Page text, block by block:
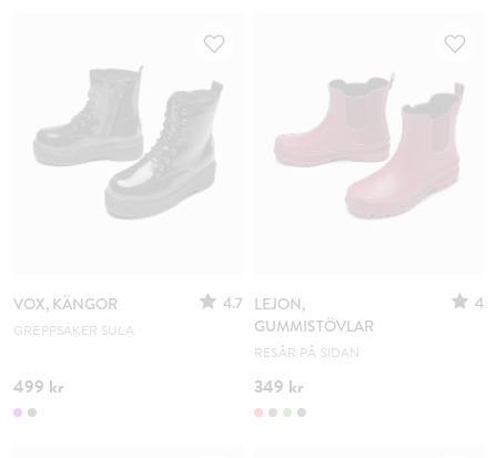
VOX, KÄNGOR 4.7
GREPPSÄKER SULA
499 kr
LEJON,
GUMMISTÖVLAR
4
RESÅR PÅ SIDAN
349 kr